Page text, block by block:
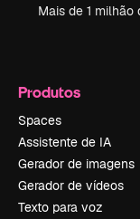
Mais de 1 milhão
Produtos
Spaces
Assistente de IA
Gerador de imagens
Gerador de vídeos
Texto para voz